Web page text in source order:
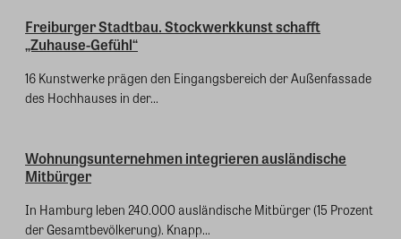
Freiburger Stadtbau. Stockwerkkunst schafft
„Zuhause-Gefühl“
16 Kunstwerke prägen den Eingangsbereich der Außenfassade
des Hochhauses in der...
Wohnungsunternehmen integrieren ausländische
Mitbürger
In Hamburg leben 240.000 ausländische Mitbürger (15 Prozent
der Gesamtbevölkerung). Knapp...